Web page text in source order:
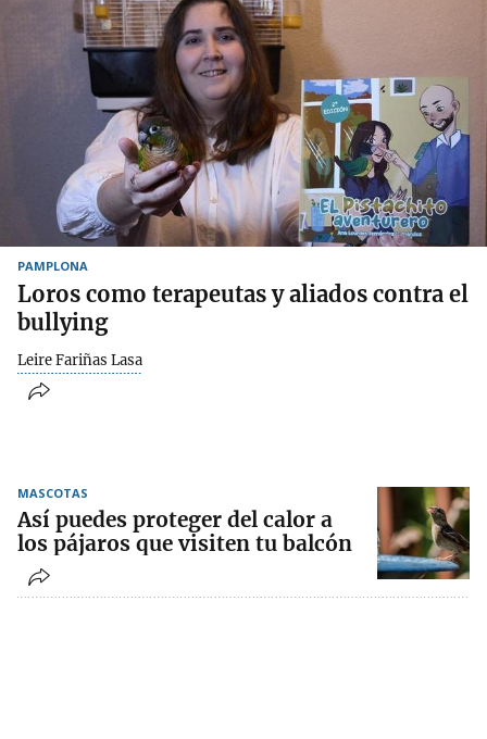
PAMPLONA
Loros como terapeutas y aliados contra el
bullying
Leire Fariñas Lasa
MASCOTAS
Así puedes proteger del calor a
los pájaros que visiten tu balcón